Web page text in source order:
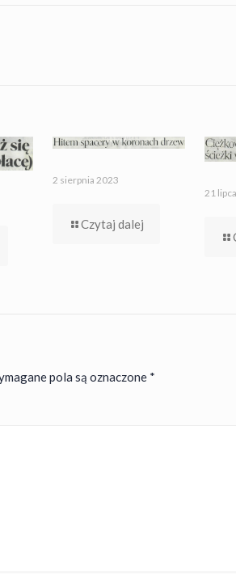
2 sierpnia 2023
Czytaj dalej
21
pola są oznaczone *